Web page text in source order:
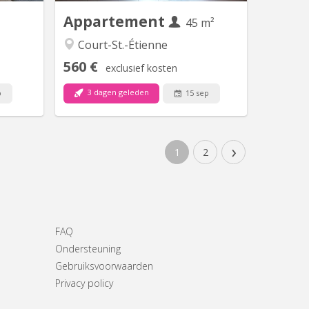
Appartement
45 m²
Court-St.-Étienne
560 € exclusief kosten
3 dagen geleden 15 sep
1 2 ›
FAQ
Ondersteuning
Gebruiksvoorwaarden
Privacy policy